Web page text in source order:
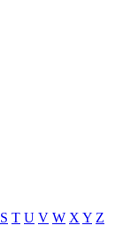
S T U V W X Y Z